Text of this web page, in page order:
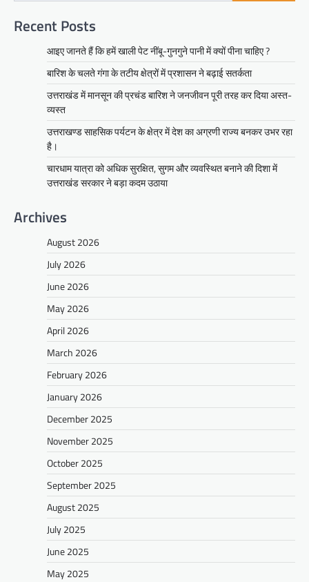
Recent Posts
आइए जानते हैं कि हमें खाली पेट नींबू-गुनगुने पानी में क्यों पीना चाहिए ?
बारिश के चलते गंगा के तटीय क्षेत्रों में प्रशासन ने बढ़ाई सतर्कता
उत्तराखंड में मानसून की प्रचंड बारिश ने जनजीवन पूरी तरह कर दिया अस्त-
व्यस्त
उत्तराखण्ड साहसिक पर्यटन के क्षेत्र में देश का अग्रणी राज्य बनकर उभर रहा
है।
चारधाम यात्रा को अधिक सुरक्षित, सुगम और व्यवस्थित बनाने की दिशा में
उत्तराखंड सरकार ने बड़ा कदम उठाया
Archives
August 2026
July 2026
June 2026
May 2026
April 2026
March 2026
February 2026
January 2026
December 2025
November 2025
October 2025
September 2025
August 2025
July 2025
June 2025
May 2025